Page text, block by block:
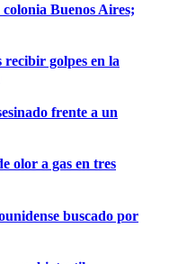
Buenos Aires;
golpes en la
frente a un
olor a gas en tres
buscado por